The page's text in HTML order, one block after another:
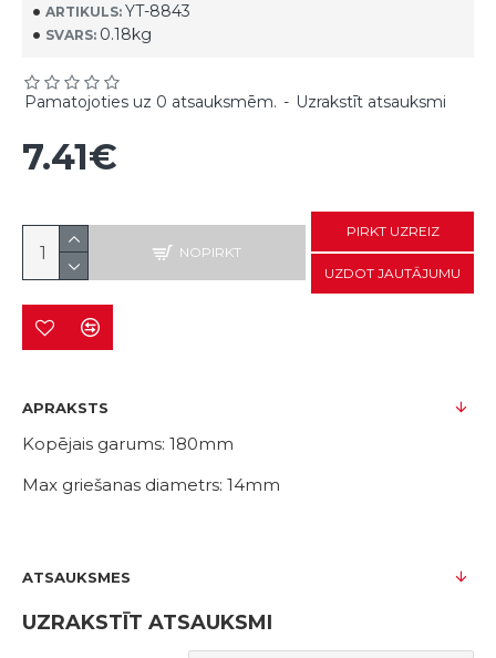
ARTIKULS: YT-8843
SVARS: 0.18kg
Pamatojoties uz 0 atsauksmēm. - Uzrakstīt atsauksmi
7.41€
NOPIRKT
PIRKT UZREIZ
UZDOT JAUTĀJUMU
APRAKSTS
Kopējais garums: 180mm
Max griešanas diametrs: 14mm
ATSAUKSMES
UZRAKSTĪT ATSAUKSMI